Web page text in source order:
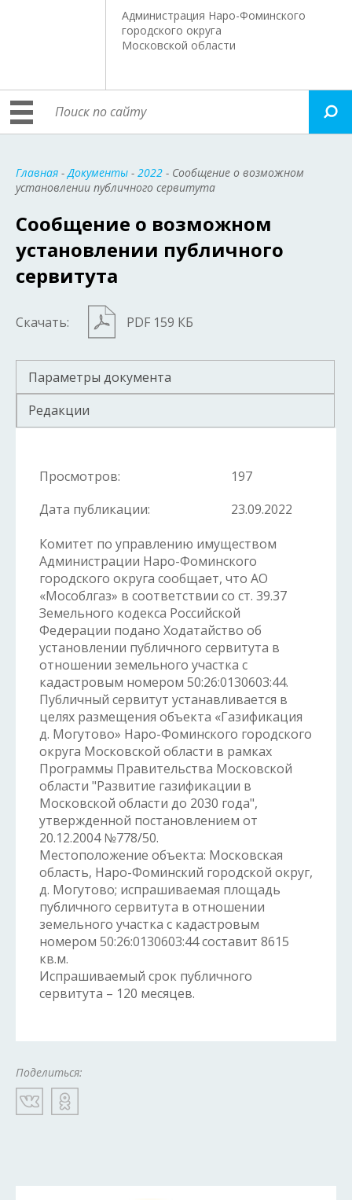
Администрация Наро-Фоминского
городского округа
Московской области
Главная -Документы - 2022 - Сообщение о возможном
установлении публичного сервитута
Сообщение о возможном
установлении публичного
сервитута
Скачать: PDF 159 КБ
Параметры документа
Редакции
Просмотров:
197
Дата публикации:
23.09.2022
Комитет по управлению имуществом
Администрации Наро-Фоминского
городского округа сообщает, что АО
«Мособлгаз» в соответствии со ст. 39.37
Земельного кодекса Российской
Федерации подано Ходатайство об
установлении публичного сервитута в
отношении земельного участка с
кадастровым номером 50:26:0130603:44.
Публичный сервитут устанавливается в
целях размещения объекта «Газификация
д. Могутово» Наро-Фоминского городского
округа Московской области в рамках
Программы Правительства Московской
области "Развитие газификации в
Московской области до 2030 года",
утвержденной постановлением от
20.12.2004 №778/50.
Местоположение объекта: Московская
область, Наро-Фоминский городской округ,
д. Могутово; испрашиваемая площадь
публичного сервитута в отношении
земельного участка с кадастровым
номером 50:26:0130603:44 составит 8615
кв.м.
Испрашиваемый срок публичного
сервитута – 120 месяцев.
Поделиться: